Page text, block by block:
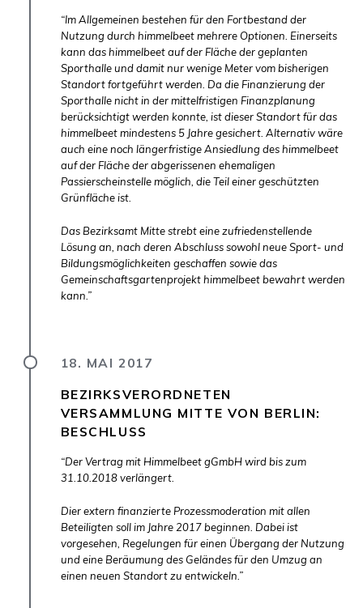
“Im Allgemeinen bestehen für den Fortbestand der
Nutzung durch himmelbeet mehrere Optionen. Einerseits
kann das himmelbeet auf der Fläche der geplanten
Sporthalle und damit nur wenige Meter vom bisherigen
Standort fortgeführt werden. Da die Finanzierung der
Sporthalle nicht in der mittelfristigen Finanzplanung
berücksichtigt werden konnte, ist dieser Standort für das
himmelbeet mindestens 5 Jahre gesichert. Alternativ wäre
auch eine noch längerfristige Ansiedlung des himmelbeet
auf der Fläche der abgerissenen ehemaligen
Passierscheinstelle möglich, die Teil einer geschützten
Grünfläche ist.
Das Bezirksamt Mitte strebt eine zufriedenstellende
Lösung an, nach deren Abschluss sowohl neue Sport- und
Bildungsmöglichkeiten geschaffen sowie das
Gemeinschaftsgartenprojekt himmelbeet bewahrt werden
kann.”
18. MAI 2017
BEZIRKSVERORDNETEN
VERSAMMLUNG MITTE VON BERLIN:
BESCHLUSS
“Der Vertrag mit Himmelbeet gGmbH wird bis zum
31.10.2018 verlängert.
Dier extern finanzierte Prozessmoderation mit allen
Beteiligten soll im Jahre 2017 beginnen. Dabei ist
vorgesehen, Regelungen für einen Übergang der Nutzung
und eine Beräumung des Geländes für den Umzug an
einen neuen Standort zu entwickeln.”